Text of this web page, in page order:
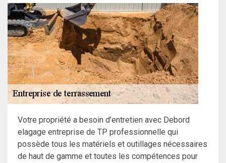
Votre propriété a besoin d’entretien avec Debord
elagage entreprise de TP professionnelle qui
possède tous les matériels et outillages nécessaires
de haut de gamme et toutes les compétences pour